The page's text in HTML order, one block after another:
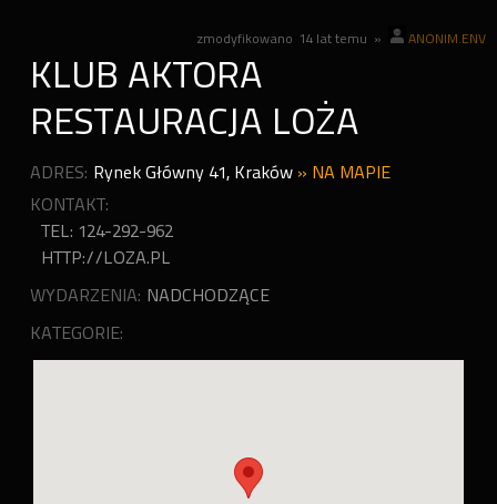
zmodyfikowano 14 lat temu » ANONIM.ENV
KLUB AKTORA
RESTAURACJA LOŻA
ADRES: Rynek Główny 41, Kraków » NA MAPIE
KONTAKT:
TEL: 124-292-962
HTTP://LOZA.PL
WYDARZENIA: NADCHODZĄCE
KATEGORIE: